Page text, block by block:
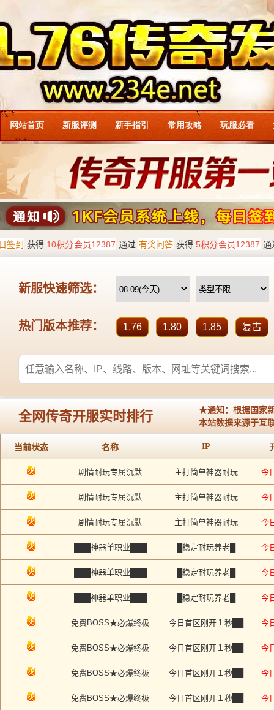
网站首页 新服评测 新手指引 常用攻略 玩服必看